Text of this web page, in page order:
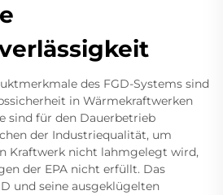
des FGD-Systems sind
in Wärmekraftwerken
sind für den Dauerbetrieb
der Industriequalität, um
Kraftwerk nicht lahmgelegt wird,
der EPA nicht erfüllt. Das
und seine ausgeklügelten